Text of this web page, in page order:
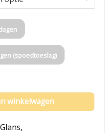
(spoedtoeslag)
winkelwagen